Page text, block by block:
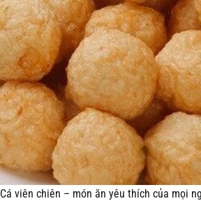
Cá viên chiên – món ăn yêu thích của mọi